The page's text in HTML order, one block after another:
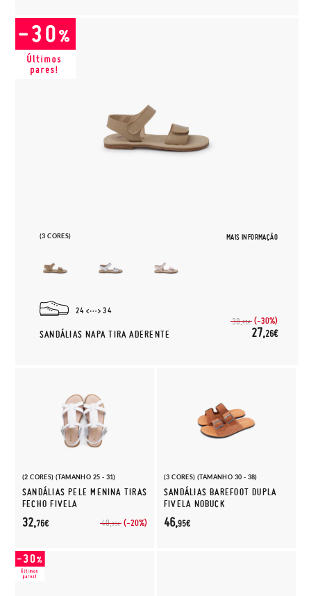
(3 CORES) MAIS INFORMAÇÃO
24 34
SANDÁLIAS NAPA TIRA ADERENTE
38,95€ (-30%)
27,26€
(2 CORES) (TAMANHO 25 - 31)
SANDÁLIAS PELE MENINA TIRAS
FECHO FIVELA
40,95€ (-20%)
32,76€
(3 CORES) (TAMANHO 30 - 38)
SANDÁLIAS BAREFOOT DUPLA
FIVELA NOBUCK
46,95€